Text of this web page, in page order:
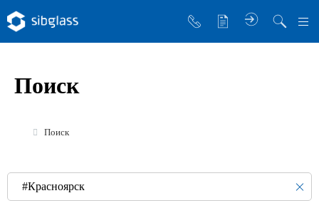
Управляющая компания
Инженер Стеклов
История компании
Поиск
Поиск